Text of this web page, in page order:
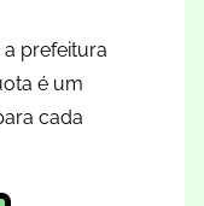
prefeitura
é um
cada